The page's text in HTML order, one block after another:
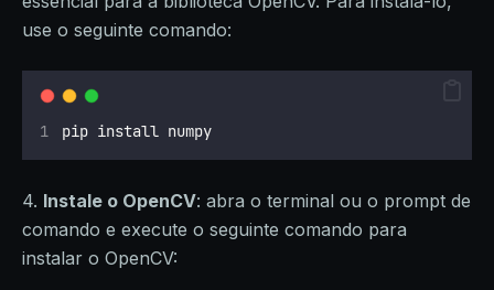
use o seguinte comando:
pip install numpy
4. Instale o OpenCV: abra o terminal ou o prompt de
comando e execute o seguinte comando para
instalar o OpenCV: